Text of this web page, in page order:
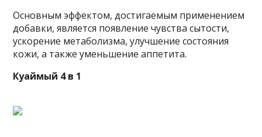
Основным эффектом, достигаемым применением
добавки, является появление чувства сытости,
ускорение метаболизма, улучшение состояния
кожи, а также уменьшение аппетита.
Куаймый 4 в 1